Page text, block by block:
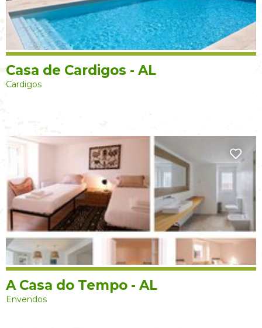
Casa de Cardigos - AL
Cardigos
A Casa do Tempo - AL
Envendos